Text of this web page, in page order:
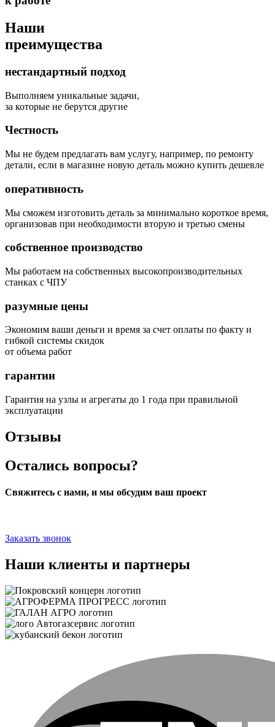
Наши
преимущества
нестандартный подход
Выполняем уникальные задачи,
за которые не берутся другие
Честность
Мы не будем предлагать вам услугу, например, по ремонту
детали, если в магазине новую деталь можно купить дешевле
оперативность
Мы сможем изготовить деталь за минимально короткое время,
организовав при необходимости вторую и третью смены
собственное производство
Мы работаем на собственных высокопроизводительных
станках с ЧПУ
разумные цены
Экономим ваши деньги и время за счет оплаты по факту и
гибкой системы скидок
от объема работ
гарантии
Гарантия на узлы и агрегаты до 1 года при правильной
эксплуатации
Отзывы
Остались вопросы?
Свяжитесь с нами, и мы обсудим ваш проект
Заказать звонок
Наши клиенты и партнеры